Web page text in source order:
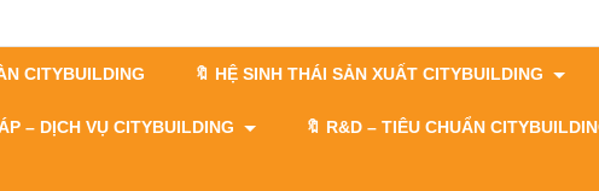
CITYBUILDING 🔖 HỆ SINH THÁI SẢN XUẤT CITYBUILDING
– DỊCH VỤ CITYBUILDING 🔖​​​​​​​ R&D – TIÊU CHUẨN